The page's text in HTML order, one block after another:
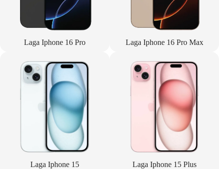
Laga Iphone 16 Pro Laga Iphone 16 Pro Max
Laga Iphone 15 Laga Iphone 15 Plus